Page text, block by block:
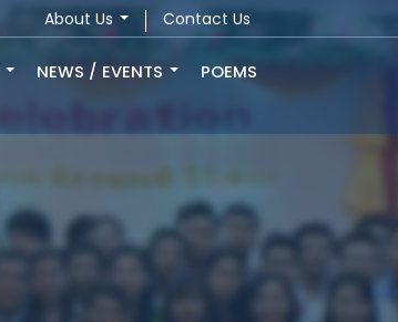
About Us Contact Us
NEWS / EVENTS POEMS